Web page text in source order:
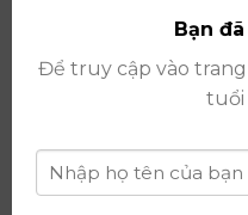
Phố Hà Nội cấp lần đầu
thay đổi lần thứ 17 ngày
Giấy phép Phân Phối
Công Thương cấp ngày
Ngân hàng:Ngân hàng
Việt Nam (BIDV)
Bạn
Để truy cập vào
tuổi